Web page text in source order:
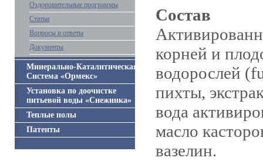
Оздоровительные программы
Статьи
Вопросы и ответы
Документы
Минерально-Каталитическая
Система «Ормекс»
Установка по доочистке
питьевой воды «Снежинка»
Теплые полы
Патенты
Состав
корней и
водорослей
пихты,
вода
масло
вазелин.